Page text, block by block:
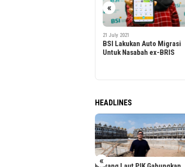
«
21 July 2021
BSI Salurkan Hewan Qurban
Lebih Dari 3.000 Ekor
HEADLINES